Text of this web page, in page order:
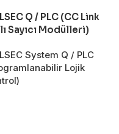
Q / PLC (CC Link
Sayıcı Modülleri)
System Q / PLC
Lojik